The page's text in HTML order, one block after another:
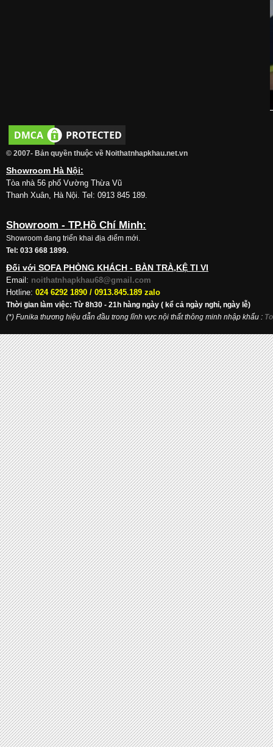
© 2007- Bản quyền thuộc về Noithatnhapkhau.net.vn
Showroom Hà Nội:
Tòa nhà 56 phố Vường Thừa Vũ
Thanh Xuân, Hà Nội. Tel: 0913 845 189.
Showroom - TP.Hồ Chí Minh:
Showroom đang triển khai địa điểm mới.
Tel: 033 668 1899.
Đối với SOFA PHÒNG KHÁCH - BÀN TRÀ,KỆ TI VI
Email: noithatnhapkhau68@gmail.com
Hotline: 024 6292 1890 / 0913.845.189 zalo
Thời gian làm việc: Từ 8h30 - 21h hàng ngày ( kể cả ngày nghỉ, ngày lễ)
(*) Funika thương hiệu dẫn đầu trong lĩnh vực nội thất thông minh nhập khẩu :